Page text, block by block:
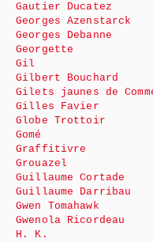
Gautier Ducatez
Georges Azenstarck
Georges Debanne
Georgette
Gil
Gilbert Bouchard
Gilets jaunes de
Gilles Favier
Globe Trottoir
Gomé
Graffitivre
Grouazel
Guillaume Cortade
Guillaume Darribau
Gwen Tomahawk
Gwenola Ricordeau
H. K.